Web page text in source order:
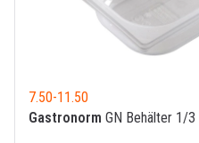
7.50-11.50
Gastronorm GN Behälter 1/3